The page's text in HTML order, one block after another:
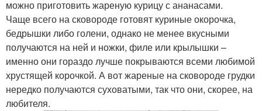
Курица на противне Блюда из курицы
Хиты из курицы Целая утка
можно приготовить жареную курицу с ананасами.
Чаще всего на сковороде готовят куриные окорочка,
бедрышки либо голени, однако не менее вкусными
получаются на ней и ножки, филе или крылышки –
именно они гораздо лучше покрываются всеми любимой
хрустящей корочкой. А вот жареные на сковороде грудки
нередко получаются суховатыми, так что они, скорее, на
любителя.